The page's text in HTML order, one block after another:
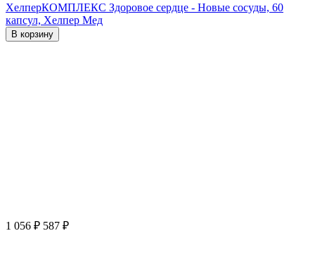
ХелперКОМПЛЕКС Здоровое сердце - Новые сосуды, 60
капсул, Хелпер Мед
В корзину
1 056 ₽ 587 ₽